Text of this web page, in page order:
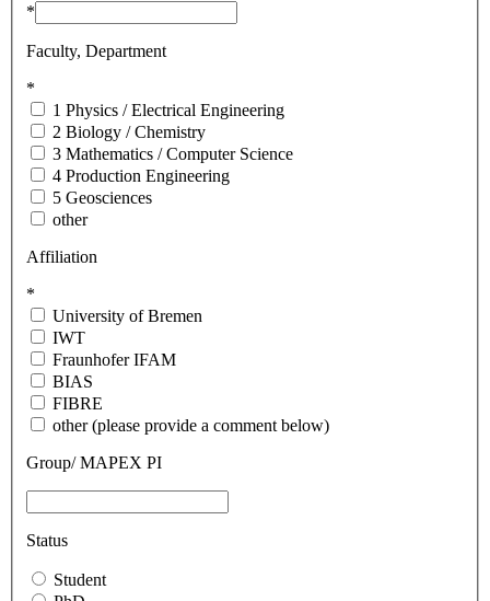
*
Faculty, Department
*
1 Physics / Electrical Engineering
2 Biology / Chemistry
3 Mathematics / Computer Science
4 Production Engineering
5 Geosciences
other
Affiliation
*
University of Bremen
IWT
Fraunhofer IFAM
BIAS
FIBRE
other (please provide a comment below)
Group/ MAPEX PI
Status
Student